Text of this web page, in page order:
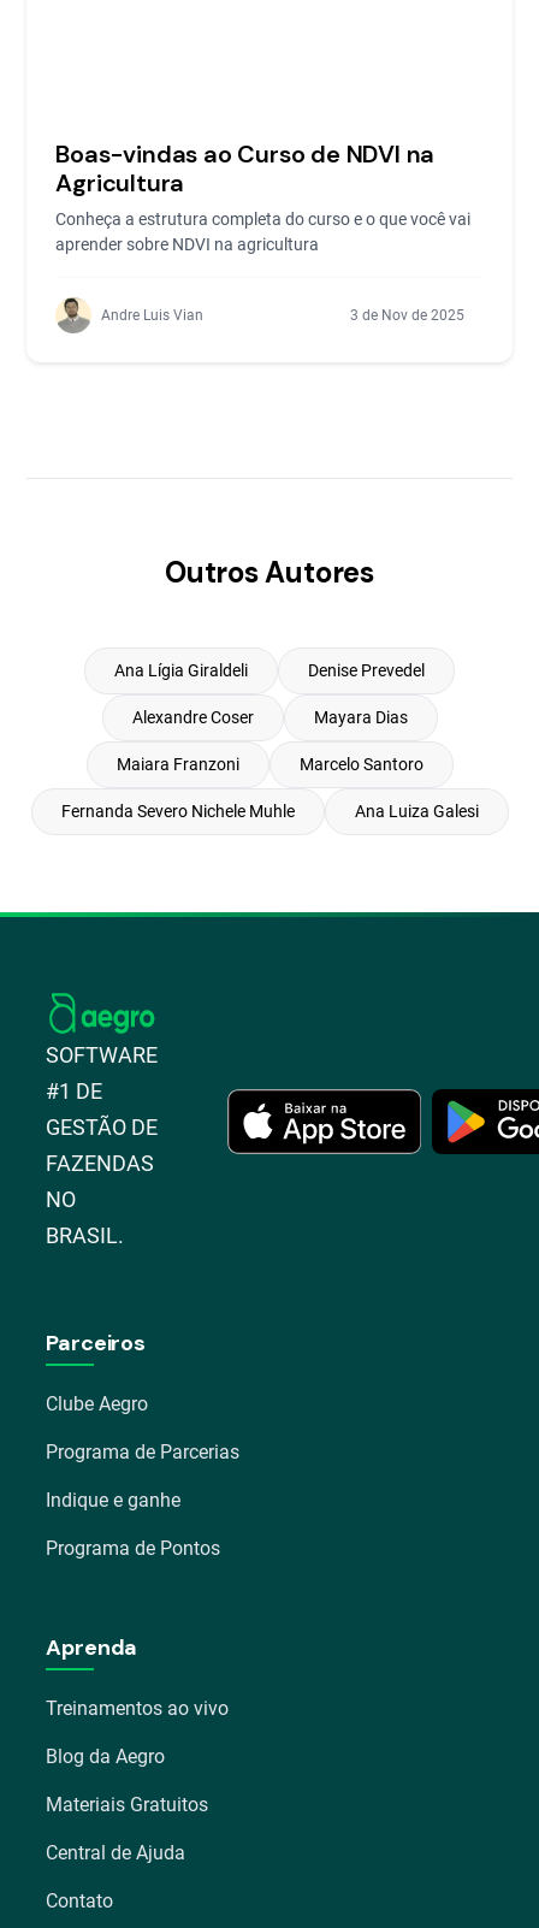
Boas-vindas ao Curso de NDVI na
Agricultura
Conheça a estrutura completa do curso e o que você vai
aprender sobre NDVI na agricultura
Andre Luis Vian 3 de Nov de 2025
Outros Autores
Ana Lígia Giraldeli Denise Prevedel
Alexandre Coser Mayara Dias
Maiara Franzoni Marcelo Santoro
Fernanda Severo Nichele Muhle Ana Luiza Galesi
SOFTWARE
#1 DE
GESTÃO DE
FAZENDAS
NO
BRASIL.
Parceiros
Clube Aegro
Programa de Parcerias
Indique e ganhe
Programa de Pontos
Aprenda
Treinamentos ao vivo
Blog da Aegro
Materiais Gratuitos
Central de Ajuda
Contato